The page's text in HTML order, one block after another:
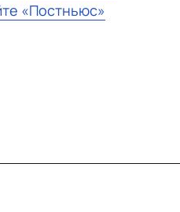
«Постньюс»